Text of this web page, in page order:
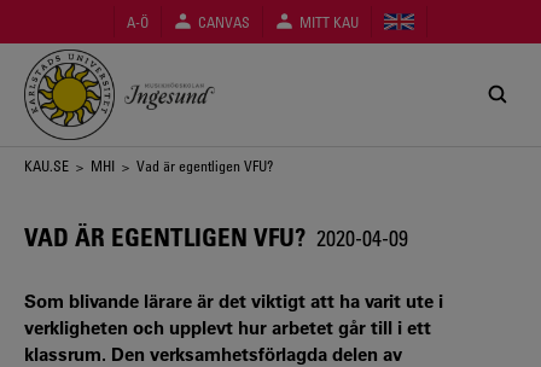
huvudinnehåll
A-Ö CANVAS MITT KAU
Länkstig
KAU.SE > MHI > Vad är egentligen VFU?
VAD ÄR EGENTLIGEN VFU? 2020-04-09
Som blivande lärare är det viktigt att ha varit ute i
verkligheten och upplevt hur arbetet går till i ett
klassrum. Den verksamhetsförlagda delen av